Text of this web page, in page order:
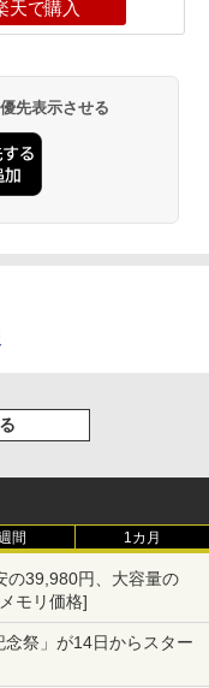
天で購入
先表示させる
間 1カ月
の39,980円、大容量の
モリ価格]
祭」が14日からスター